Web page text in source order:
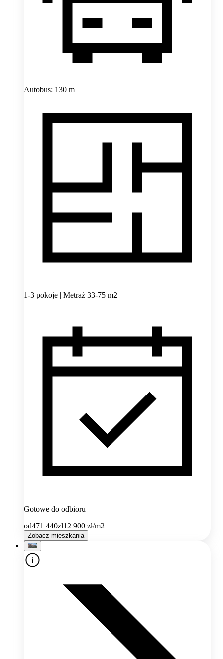
Autobus: 130 m
1-3 pokoje | Metraż 33-75 m2
Gotowe do odbioru
od471 440zł12 900 zł/m2
Zobacz mieszkania